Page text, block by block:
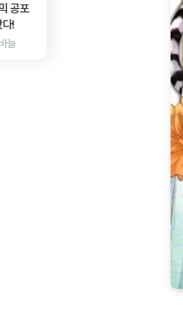
공포
다!
늘